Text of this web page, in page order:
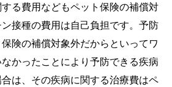
る費用などもペット保険の補償対
接種の費用は自己負担です。予防
険の補償対象外だからといってワ
かったことにより予防できる疾病
は、その疾病に関する治療費はペ